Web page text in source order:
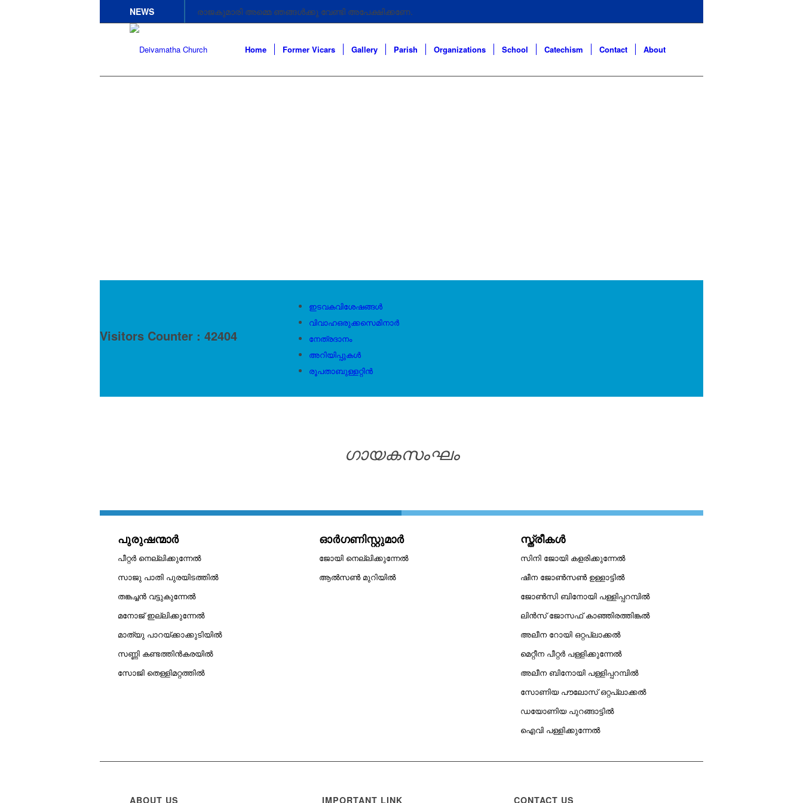
NEWS
രാജകുമാരി അമ്മെ ഞങ്ങൾക്കു വേണ്ടി അപേക്ഷിക്കണേ.
Home Former Vicars Gallery Parish Organizations School Catechism Contact About
Visitors Counter : 42404
ഇടവകവിശേഷങ്ങൾ
വിവാഹഒരുക്കസെമിനാർ
നേത്രദാനം
അറിയിപ്പുകൾ
രൂപതാബുള്ളറ്റിൻ
ഗായകസംഘം
പുരുഷന്മാർ
പീറ്റർ നെല്ലിക്കുന്നേൽ
സാജു പാതി പുരയിടത്തിൽ
തങ്കച്ചൻ വട്ടുകുന്നേൽ
മനോജ് ഇല്ലിക്കുന്നേൽ
മാത്യു പാറയ്ക്കാക്കുടിയിൽ
സണ്ണി കണ്ടത്തിൻകരയിൽ
സോജി തെള്ളിമറ്റത്തിൽ
ഓർഗണിസ്റ്റുമാർ
ജോയി നെല്ലിക്കുന്നേൽ
ആൽസൺ മുറിയിൽ
സ്ത്രീകൾ
സിനി ജോയി കളരിക്കുന്നേൽ
ഷീന ജോൺസൺ ഉള്ളാട്ടിൽ
ജോൺസി ബിനോയി പള്ളിപ്പറമ്പിൽ
ലിൻസ് ജോസഫ് കാഞ്ഞിരത്തിങ്കൽ
അലീന റോയി ഒറ്റപ്ലാക്കൽ
മെറ്റീന പീറ്റർ പള്ളിക്കുന്നേൽ
അലീന ബിനോയി പള്ളിപ്പറമ്പിൽ
സോണിയ പൗലോസ് ഒറ്റപ്ലാക്കൽ
ഡയോണിയ പുറങ്ങാട്ടിൽ
ഐവി പള്ളിക്കുന്നേൽ
ABOUT US IMPORTANT LINK CONTACT US